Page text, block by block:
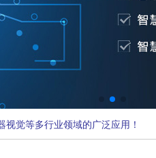
觉等多行业领域的广泛应用！